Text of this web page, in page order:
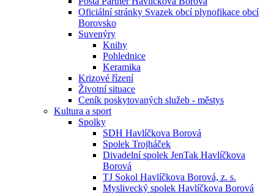
Oficiální stránky Svazek obcí plynofikace obcí
Borovsko
Suvenýry
Knihy
Pohlednice
Keramika
Krizové řízení
Životní situace
Ceník poskytovaných služeb - městys
Kultura a sport
Spolky
SDH Havlíčkova Borová
Spolek Trojháček
Divadelní spolek JenTak Havlíčkova
Borová
TJ Sokol Havlíčkova Borová, z. s.
Myslivecký spolek Havlíčkova Borová